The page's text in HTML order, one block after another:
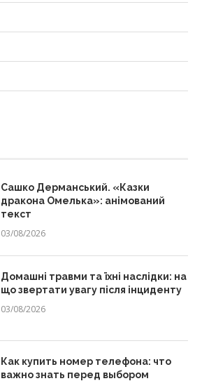
Сашко Дерманський. «Казки
дракона Омелька»: анімований
текст
03/08/2026
Домашні травми та їхні наслідки: на
що звертати увагу після інциденту
03/08/2026
Как купить номер телефона: что
важно знать перед выбором